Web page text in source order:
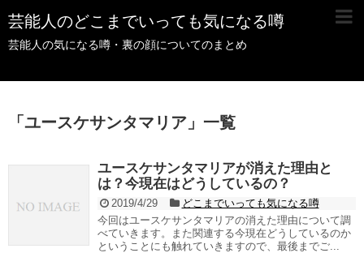
芸能人のどこまでいっても気になる噂
芸能人の気になる噂・裏の顔についてのまとめ
「 ユースケサンタマリア 」 一覧
ユースケサンタマリアが消えた理由と
は？今現在はどうしているの？
2019/4/29
どこまでいっても気になる噂
今回はユースケサンタマリアの消えた理由について調
べていきます。また関連する今現在どうしているのか
ということにも触れていきますので、最後までご...